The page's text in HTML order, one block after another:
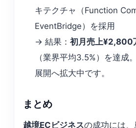
キテクチャ（Function
EventBridge）を採用
→ 結果：初月売上¥2,800
（業界平均3.5%）を達成
展開へ拡大中です。
まとめ
越境ECビジネスの成功には